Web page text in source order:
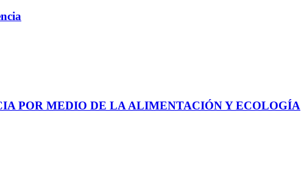
POR MEDIO DE LA ALIMENTACIÓN Y ECOLOGÍA